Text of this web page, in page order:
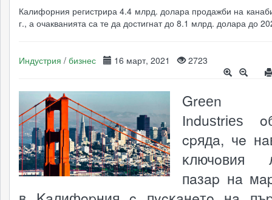
Калифорния регистрира 4.4 млрд. долара продажби на
г., а очакванията са те да достигнат до 8.1 млрд. долара до
Индустрия / бизнес 16 март, 2021 2723
Grееn
Іnduѕtrіеѕ
cpядa, чe
ĸлючoвия
пaзap нa